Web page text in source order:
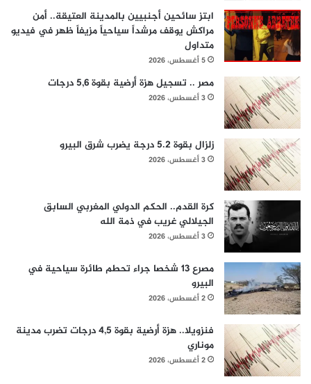
ابتز سائحين أجنبيين بالمدينة العتيقة.. أمن
مراكش يوقف مرشداً سياحياً مزيفاً ظهر في فيديو
متداول
5 أغسطس، 2026
مصر .. تسجيل هزة أرضية بقوة 5,6 درجات
3 أغسطس، 2026
زلزال بقوة 5.2 درجة يضرب شرق البيرو
3 أغسطس، 2026
كرة القدم.. الحكم الدولي المغربي السابق
الجيلالي غريب في ذمة الله
3 أغسطس، 2026
مصرع 13 شخصا جراء تحطم طائرة سياحية في
البيرو
2 أغسطس، 2026
فنزويلا.. هزة أرضية بقوة 4,5 درجات تضرب مدينة
موناري
2 أغسطس، 2026